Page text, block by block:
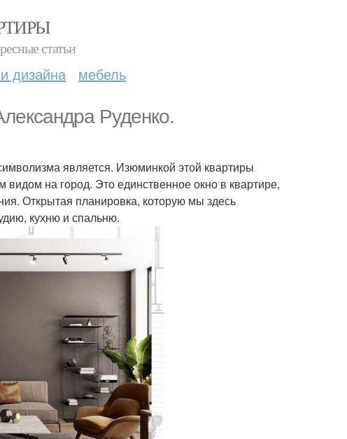
статьи
дизайна мебель
Руденко.
является. Изюминкой этой квартиры
на город. Это единственное окно в квартире,
Открытая планировка, которую мы здесь
кухню и спальню.